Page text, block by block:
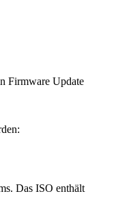
Firmware Update
Das ISO enthält